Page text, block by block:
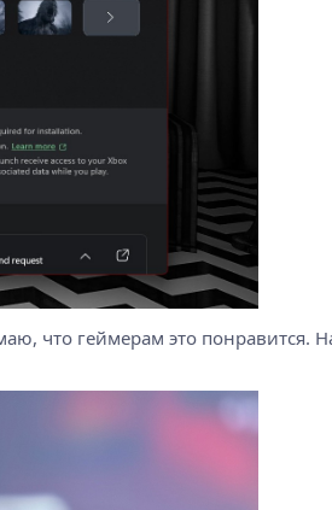
что геймерам это понравится.